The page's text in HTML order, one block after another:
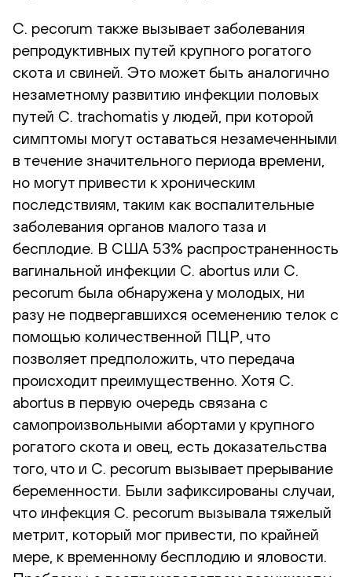
C. pecorum также вызывает заболевания
репродуктивных путей крупного рогатого
скота и свиней. Это может быть аналогично
незаметному развитию инфекции половых
путей C. trachomatis у людей, при которой
симптомы могут оставаться незамеченными
в течение значительного периода времени,
но могут привести к хроническим
последствиям, таким как воспалительные
заболевания органов малого таза и
бесплодие. В США 53% распространенность
вагинальной инфекции C. abortus или C.
pecorum была обнаружена у молодых, ни
разу не подвергавшихся осеменению телок с
помощью количественной ПЦР, что
позволяет предположить, что передача
происходит преимущественно. Хотя C.
abortus в первую очередь связана с
самопроизвольными абортами у крупного
рогатого скота и овец, есть доказательства
того, что и C. pecorum вызывает прерывание
беременности. Были зафиксированы случаи,
что инфекция C. pecorum вызывала тяжелый
метрит, который мог привести, по крайней
мере, к временному бесплодию и яловости.